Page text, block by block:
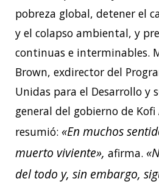
pobreza global, detener el
y el colapso ambiental, y
continuas e interminables.
Brown, exdirector del
Unidas para el Desarrollo y
general del gobierno de
resumió: «En muchos
muerto viviente», afirma.
del todo y, sin embargo,